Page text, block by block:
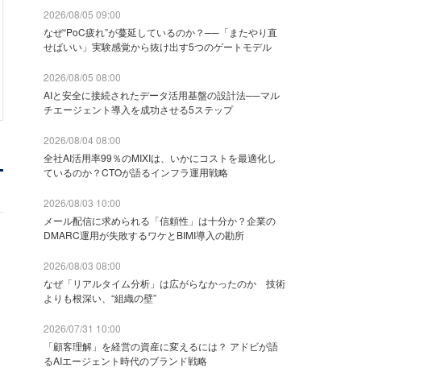
2026/08/05 09:00
なぜ“PoC疲れ”が蔓延しているのか？──「またやり直
せばいい」実験感覚から抜け出す5つのゲートモデル
2026/08/05 08:00
AIと安全に接続されたデータ活用基盤の設計法──マル
チエージェント導入を成功させる5ステップ
2026/08/04 08:00
全社AI活用率99％のMIXIは、いかにコストを最適化し
ているのか？CTOが語るインフラ運用戦略
2026/08/03 10:00
メール配信に求められる「信頼性」は十分か？企業の
DMARC運用が失敗するワケとBIMI導入の勘所
2026/08/03 08:00
なぜ「リアルタイム分析」は広がらなかったのか 技術
よりも根深い、“組織の壁”
2026/07/31 10:00
「顧客理解」を経営の資産に変えるには？ アドビが語
るAIエージェント時代のブランド戦略